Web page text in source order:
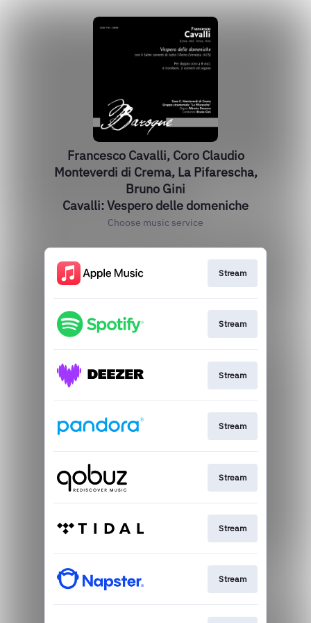
Francesco Cavalli, Coro Claudio
Monteverdi di Crema, La Pifarescha,
Bruno Gini
Cavalli: Vespero delle domeniche
Choose music service
Stream
Stream
Stream
Stream
Stream
Stream
Stream